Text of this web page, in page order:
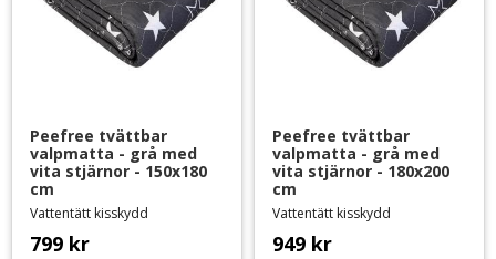
Peefree tvättbar
valpmatta - grå med
vita stjärnor - 150x180
cm
Vattentätt kisskydd
799 kr
Peefree tvättbar
valpmatta - grå med
vita stjärnor - 180x200
cm
Vattentätt kisskydd
949 kr